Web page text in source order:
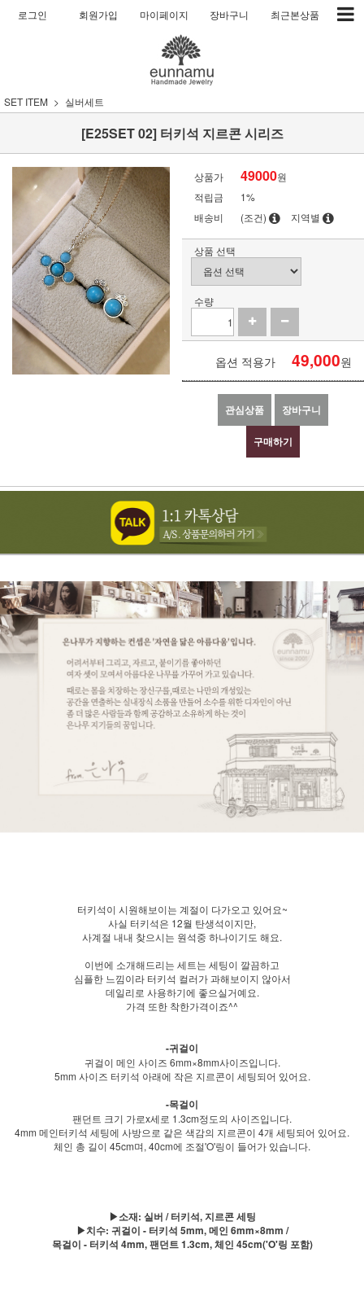
로그인 회원가입 마이페이지 장바구니 최근본상품
SET ITEM 실버세트
[E25SET 02] 터키석 지르콘 시리즈
상품가 49000원
적립금
1%
배송비
(조건) 지역별
상품 선택
수량
옵션 적용가 49,000원
관심상품 장바구니
구매하기
터키석이 시원해보이는 계절이 다가오고 있어요~
사실 터키석은 12월 탄생석이지만,
사계절 내내 찾으시는 원석중 하나이기도 해요.
이번에 소개해드리는 세트는 세팅이 깔끔하고
심플한 느낌이라 터키석 컬러가 과해보이지 않아서
데일리로 사용하기에 좋으실거예요.
가격 또한 착한가격이죠^^
-귀걸이
귀걸이 메인 사이즈 6mm×8mm사이즈입니다.
5mm 사이즈 터키석 아래에 작은 지르콘이 세팅되어 있어요.
-목걸이
팬던트 크기 가로x세로 1.3cm정도의 사이즈입니다.
4mm 메인터키석 세팅에 사방으로 같은 색감의 지르콘이 4개 세팅되어 있어요.
체인 총 길이 45cm며, 40cm에 조절'O'링이 들어가 있습니다.
▶소재: 실버 / 터키석, 지르콘 세팅
▶치수: 귀걸이 - 터키석 5mm, 메인 6mm×8mm /
목걸이 - 터키석 4mm, 팬던트 1.3cm, 체인 45cm('O'링 포함)